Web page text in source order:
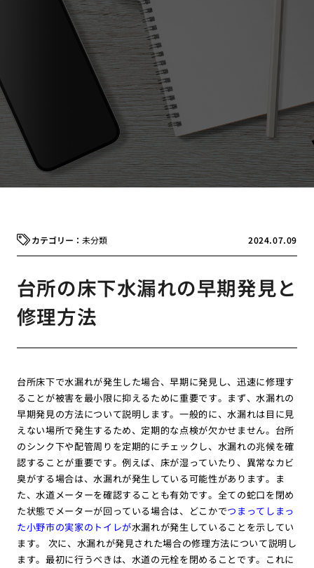
2024.07.09
未分類
台所の床下水漏れの早期発見と
修理方法
台所床下で水漏れが発生した場合、早期に発見し、迅速に修理す
ることが被害を最小限に抑えるために重要です。まず、水漏れの
早期発見の方法について説明します。一般的に、水漏れは目に見
えない場所で発生するため、定期的な点検が欠かせません。台所
のシンク下や配管周りを定期的にチェックし、水漏れの兆候を確
認することが重要です。例えば、床が湿っていたり、異常なカビ
臭がする場合は、水漏れが発生している可能性があります。ま
た、水道メーターを確認することも有効です。全ての蛇口を閉め
た状態でメーターが回っている場合は、どこかでつまってしまっ
た小野市の実家のトイレが水漏れが発生していることを示してい
ます。 次に、水漏れが発見された場合の修理方法について説明し
ます。最初に行うべきは、水道の元栓を閉めることです。これに